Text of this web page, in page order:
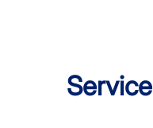
Service